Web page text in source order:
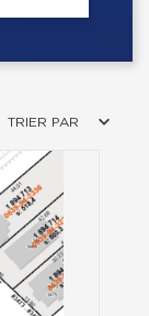
TRIER PAR